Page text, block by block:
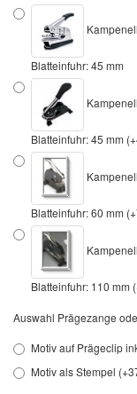
Blatteinfuhr: 45 mm
Blatteinfuhr: 45 mm
Blatteinfuhr: 60 mm
Blatteinfuhr: 110 mm
Auswahl Prägezange
Motiv auf Prägeclip
Motiv als Stempel